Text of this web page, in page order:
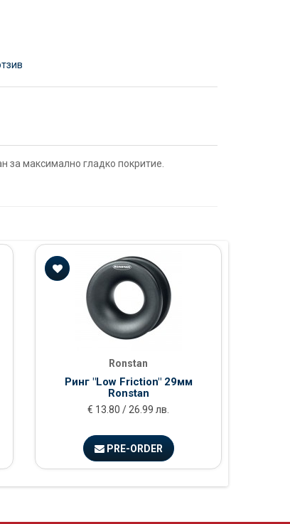
за максимално гладко покритие.
Ronstan
Ринг "Low Friction" 29мм
Ronstan
€ 13.80 / 26.99 лв.
PRE-ORDER